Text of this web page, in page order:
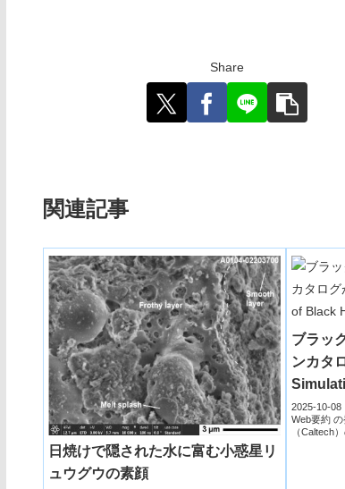
Share
関連記事
日焼けで隠された水に富む小惑星リ
ュウグウの素顔
ブラッ
ンカタ
2025-10-08
Web要約
（Caltech